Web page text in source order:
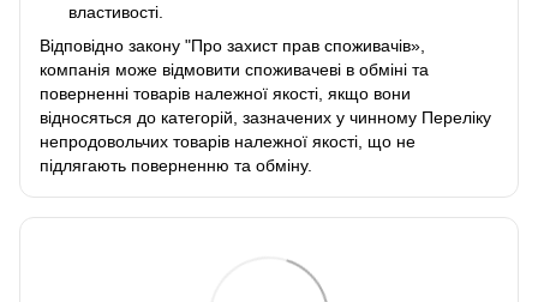
властивості.
Відповідно закону "Про захист прав споживачів»
компанія може відмовити споживачеві в обміні та
поверненні товарів належної якості, якщо вони
відносяться до категорій, зазначених у чинному Переліку
непродовольчих товарів належної якості, що не
підлягають поверненню та обміну.